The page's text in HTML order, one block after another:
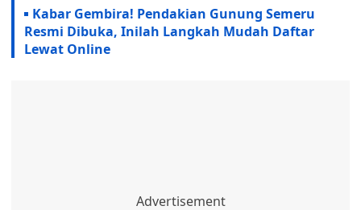
Kabar Gembira! Pendakian Gunung Semeru
Resmi Dibuka, Inilah Langkah Mudah Daftar
Lewat Online